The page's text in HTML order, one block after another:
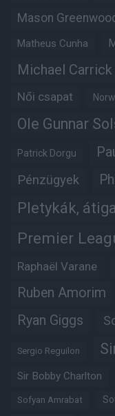
Mason
Matheus Cunha
Michael Carrick
Női csapat
Ole Gunnar
Patrick Dorgu
Pénzügyek
Pletykák,
Premier
Raphaël Varane
Ruben Amorim
Ryan Giggs
Sergio Reguilon
Sir Bobby Charlton
Sofyan Amrabat